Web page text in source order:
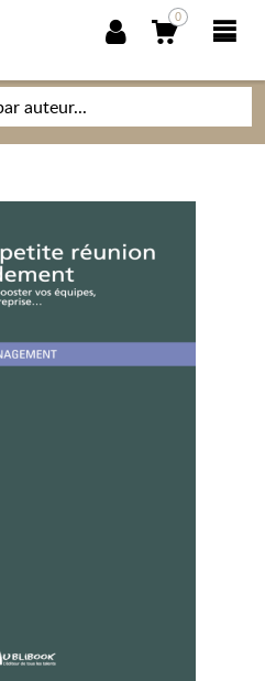
0
ÉCRIVAINS
ET SAVOIRS
ÉDITEUR